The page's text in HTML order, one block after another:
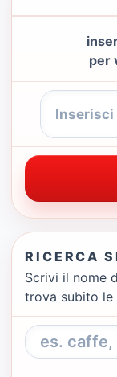
per
RICERCA
Scrivi il nome
trova subito le